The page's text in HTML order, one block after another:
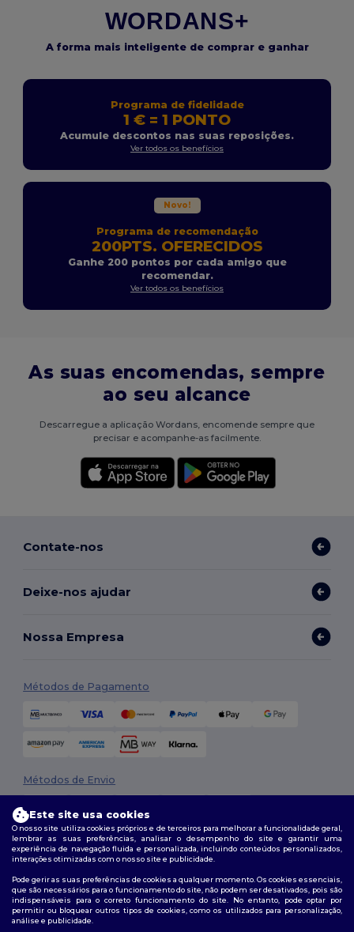
WORDANS+
A forma mais inteligente de comprar e ganhar
Programa de fidelidade
1 € = 1 PONTO
Acumule descontos nas suas reposições.
Ver todos os benefícios
Novo!
Programa de recomendação
200PTS. OFERECIDOS
Ganhe 200 pontos por cada amigo que
recomendar.
Ver todos os benefícios
As suas encomendas, sempre
ao seu alcance
Descarregue a aplicação Wordans, encomende sempre que
precisar e acompanhe-as facilmente.
Contate-nos
Deixe-nos ajudar
Nossa Empresa
Métodos de Pagamento
Métodos de Envio
Siga-nos
Este site usa cookies
O nosso site utiliza cookies próprios e de terceiros para melhorar a funcionalidade geral,
lembrar as suas preferências, analisar o desempenho do site e garantir uma
experiência de navegação fluida e personalizada, incluindo conteúdos personalizados,
interações otimizadas com o nosso site e publicidade.
Pode gerir as suas preferências de cookies a qualquer momento. Os cookies essenciais,
que são necessários para o funcionamento do site, não podem ser desativados, pois são
indispensáveis para o correto funcionamento do site. No entanto, pode optar por
permitir ou bloquear outros tipos de cookies, como os utilizados para personalização,
análise e publicidade.